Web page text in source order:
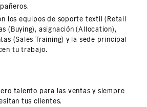
los equipos de soporte textil (Retail
(Buying), asignación (Allocation),
(Sales Training) y la sede principal
tu trabajo.
talento para las ventas y siempre
tus clientes.